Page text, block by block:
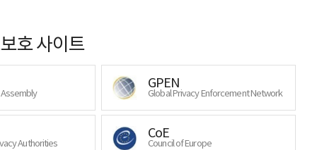
호 사이트
GPEN
Global Privacy Enforcement Network
Authorities
CoE
Council of Europe